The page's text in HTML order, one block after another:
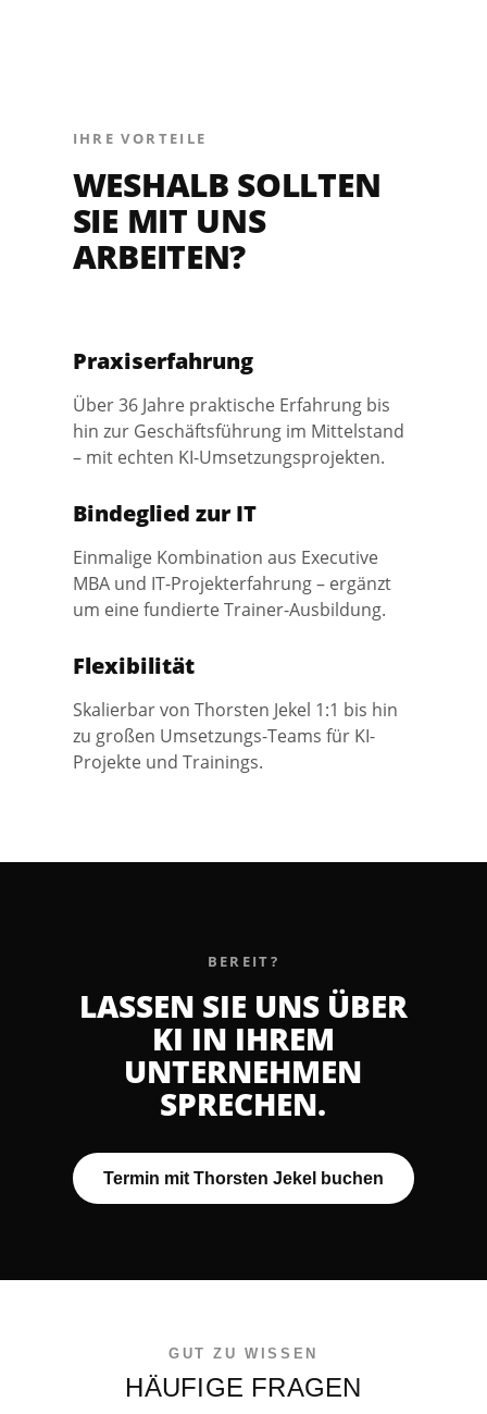
IHRE VORTEILE
WESHALB SOLLTEN
SIE MIT UNS
ARBEITEN?
Praxiserfahrung
Über 36 Jahre praktische Erfahrung bis
hin zur Geschäftsführung im Mittelstand
– mit echten KI-Umsetzungsprojekten.
Bindeglied zur IT
Einmalige Kombination aus Executive
MBA und IT-Projekterfahrung – ergänzt
um eine fundierte Trainer-Ausbildung.
Flexibilität
Skalierbar von Thorsten Jekel 1:1 bis hin
zu großen Umsetzungs-Teams für KI-
Projekte und Trainings.
BEREIT?
LASSEN SIE UNS ÜBER
KI IN IHREM
UNTERNEHMEN
SPRECHEN.
Termin mit Thorsten Jekel buchen
GUT ZU WISSEN
HÄUFIGE FRAGEN